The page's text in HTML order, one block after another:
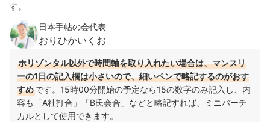
す。
日本手帖の会代表
おりひかいくお
ホリゾンタル以外で時間軸を取り入れたい場合は、マンスリ
ーの1日の記入欄は小さいので、細いペンで略記するのがおす
すめです。15時00分開始の予定なら15の数字のみ記入し、内
容も「A社打合」「B氏会合」などと略記すれば、ミニバーチ
カルとして使用できます。